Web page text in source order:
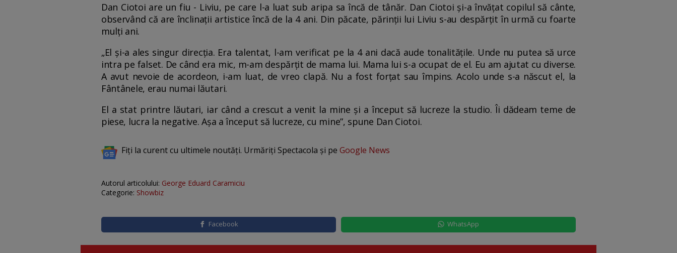
Dan Ciotoi are un fiu - Liviu, pe care l-a luat sub aripa sa încă de tânăr. Dan Ciotoi și-a învățat copilul să cânte,
observând că are înclinații artistice încă de la 4 ani. Din păcate, părinții lui Liviu s-au despărțit în urmă cu foarte
mulți ani.
„El și-a ales singur direcția. Era talentat, l-am verificat pe la 4 ani dacă aude tonalitățile. Unde nu putea să urce
intra pe falset. De când era mic, m-am despărțit de mama lui. Mama lui s-a ocupat de el. Eu am ajutat cu diverse.
A avut nevoie de acordeon, i-am luat, de vreo clapă. Nu a fost forțat sau împins. Acolo unde s-a născut el, la
Fântânele, erau numai lăutari.
El a stat printre lăutari, iar când a crescut a venit la mine și a început să lucreze la studio. Îi dădeam teme de
piese, lucra la negative. Așa a început să lucreze, cu mine”, spune Dan Ciotoi.
Fiți la curent cu ultimele noutăți. Urmăriți Spectacola și pe Google News
Autorul articolului: George Eduard Caramiciu
Categorie: Showbiz
Facebook WhatsApp